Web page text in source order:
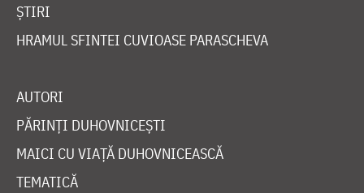
ȘTIRI
HRAMUL SFINTEI CUVIOASE PARASCHEVA
AUTORI
PĂRINȚI DUHOVNICEȘTI
MAICI CU VIAȚĂ DUHOVNICEASCĂ
TEMATICĂ